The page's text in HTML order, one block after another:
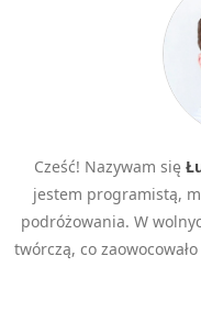
Cześć! Nazywam się
jestem programistą,
podróżowania. W
twórczą, co